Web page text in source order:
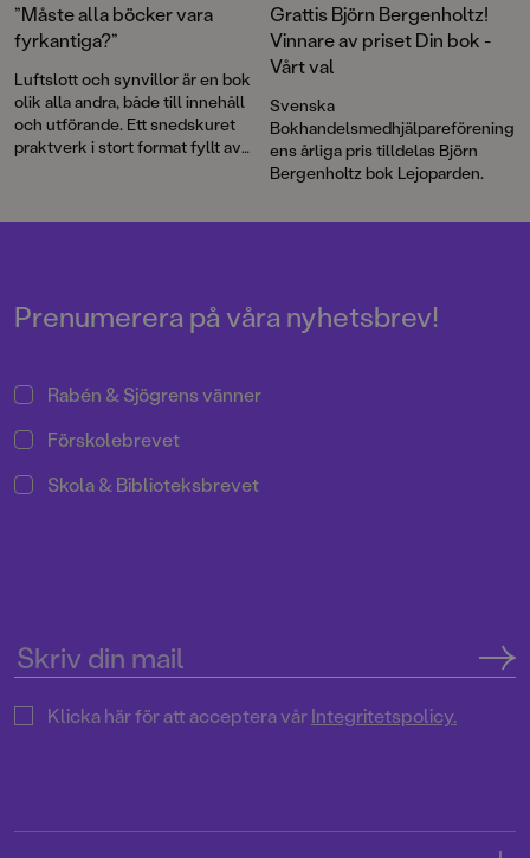
”Måste alla böcker vara
fyrkantiga?”
Luftslott och synvillor är en bok
olik alla andra, både till innehåll
och utförande. Ett snedskuret
praktverk i stort format fyllt av
Grattis Björn Bergenholtz!
Vinnare av priset Din bok -
Vårt val
Svenska
Bokhandelsmedhjälpareförening
ens årliga pris tilldelas Björn
Bergenholtz bok Lejoparden.
Prenumerera på våra nyhetsbrev!
Rabén & Sjögrens vänner
Förskolebrevet
Skola & Biblioteksbrevet
Klicka här för att acceptera vårIntegritetspolicy.